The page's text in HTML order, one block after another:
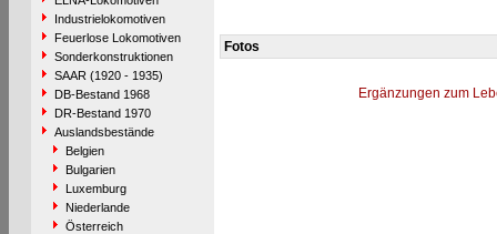
Industrielokomotiven
Feuerlose Lokomotiven
Sonderkonstruktionen
SAAR (1920 - 1935)
DB-Bestand 1968
DR-Bestand 1970
Auslandsbestände
Belgien
Bulgarien
Luxemburg
Niederlande
Österreich
Fotos
Ergänzungen zum